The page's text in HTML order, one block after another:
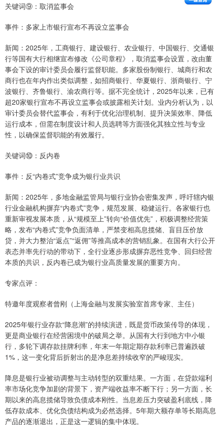
关键词⑨：取消监事会
事件：多家上市银行宣布不再设立监事会
新闻：2025年，工商银行、建设银行、农业银行、中国银行、交通银
行等国有大行相继宣布修改《公司章程》，取消监事会设置，改由董
事会下设的审计委员会履行监督职能。多家股份制银行、城商行和农
商行也在年内作出类似调整，如招商银行、华夏银行、浙商银行、宁
波银行、齐鲁银行、渝农商行等。据不完全统计，2025年以来，已有
超20家银行宣布不再设立监事会或披露相关计划。业内分析认为，以
审计委员会替代监事会，有利于优化治理机制、提升决策效率、降低
运行成本，但需在制度设计和人员选聘等方面强化其独立性与专业
性，以确保监督职能的有效履行。
关键词⑩：反内卷
事件：反“内卷式”竞争成为银行业共识
新闻：2025年，多地金融监管局与银行业协会密集发声，呼吁辖内银
行业金融机构摒弃“内卷式”竞争，规范发展、稳健运行。各家银行也
重新审视发展本质，从“规模至上”转向“价值优先”，积极调整经营策
略，发布“内卷式”竞争负面清单，严禁变相高息揽储、盲目压价放
贷，并大力整治“返点”“返佣”等推高成本的营销乱象。在国有大行公开
表态并率先行动的带动下，全行业逐步形成摒弃恶性竞争、回归经营
本质的共识，反内卷已成为银行业高质量发展的重要方向。
专家点评：
特邀年度观察者曾刚（上海金融与发展实验室首席专家、主任）
2025年银行业存款“降息潮”的持续演进，既是货币政策传导的体现，
更是商业银行在经营困境中的破局之举。从国有大行到地方中小银
行，多轮下调存款挂牌利率，年末一年期定期存款利率已普遍跌破
1%，这一变化背后折射出的是净息差持续收窄的严峻现实。
降息是银行业被动调整与主动转型的双重结果。一方面，在贷款端利
率市场化竞争加剧的背景下，资产端收益率不断下行；另一方面，长
期以来的高息揽储导致负债成本刚性。当息差压力突破盈利底线，降
低存款成本、优化负债结构成为必然选择。5年期大额存单等长期高息
产品的逐渐退出，正是这一逻辑的集中体现。